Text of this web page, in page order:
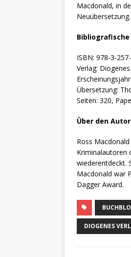
Macdonald, in
Neuübersetzung.
ISBN: 978-3-
Verlag:
Übersetzung:
Seiten: 320,
Über den Autor
Ross
Kriminalautoren
wiederentdeckt.
Macdonald war
Dagger Award.
DIOGENES